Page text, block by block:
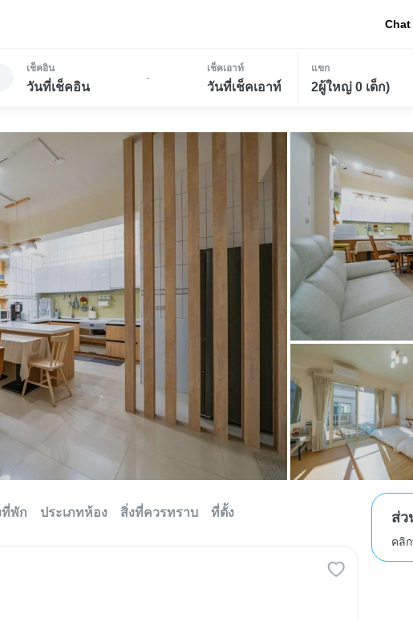
เช็คอิน
วันที่เช็คอิน
-
เช็คเอาท์
วันที่เช็คเอาท์
แขก
2ผู้ใหญ่ 0 เด็ก)
ที่พัก ประเภทห้อง สิ่งที่ควรทราบ ที่ตั้ง ส่ว
คลิ